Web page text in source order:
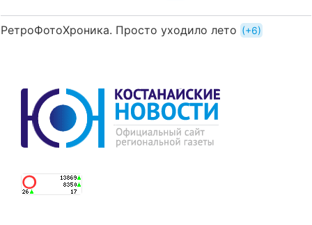
РетроФотоХроника. Просто уходило лето +6